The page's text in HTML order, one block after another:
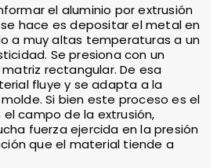
el aluminio por extrusión
hace es depositar el metal en
a muy altas temperaturas a un
Se presiona con un
rectangular. De esa
fluye y se adapta a la
Si bien este proceso es el
campo de la extrusión,
fuerza ejercida en la presión
que el material tiende a